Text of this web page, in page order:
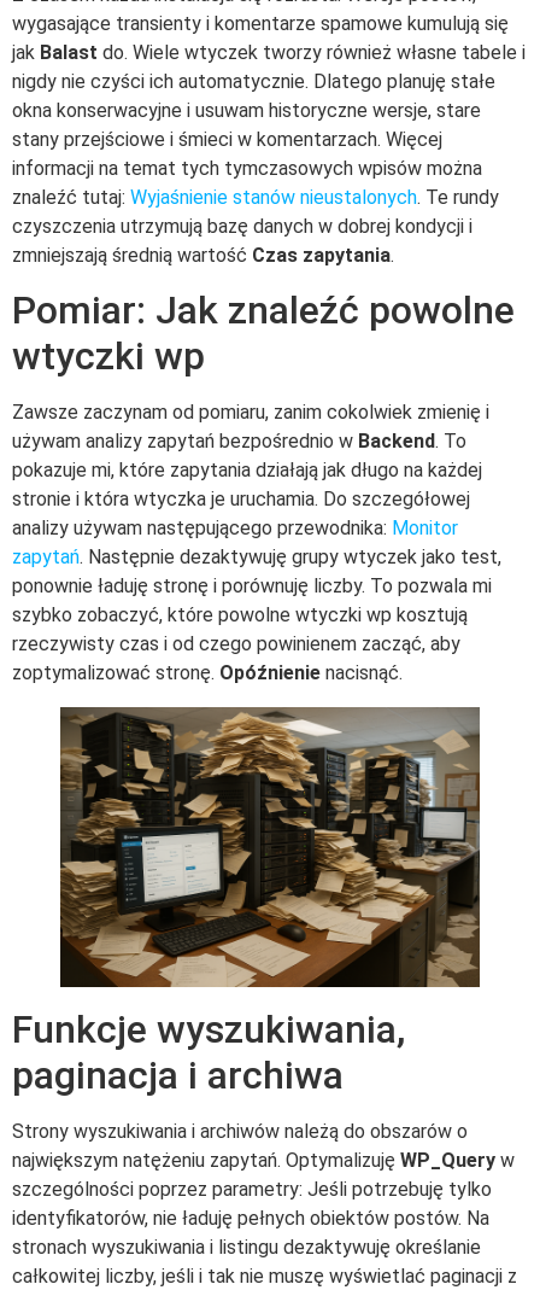
wygasające transienty i komentarze spamowe kumulują się
jak Balast do. Wiele wtyczek tworzy również własne tabele i
nigdy nie czyści ich automatycznie. Dlatego planuję stałe
okna konserwacyjne i usuwam historyczne wersje, stare
stany przejściowe i śmieci w komentarzach. Więcej
informacji na temat tych tymczasowych wpisów można
znaleźć tutaj: Wyjaśnienie stanów nieustalonych. Te rundy
czyszczenia utrzymują bazę danych w dobrej kondycji i
zmniejszają średnią wartość Czas zapytania.
Pomiar: Jak znaleźć powolne
wtyczki wp
Zawsze zaczynam od pomiaru, zanim cokolwiek zmienię i
używam analizy zapytań bezpośrednio w Backend. To
pokazuje mi, które zapytania działają jak długo na każdej
stronie i która wtyczka je uruchamia. Do szczegółowej
analizy używam następującego przewodnika: Monitor
zapytań. Następnie dezaktywuję grupy wtyczek jako test,
ponownie ładuję stronę i porównuję liczby. To pozwala mi
szybko zobaczyć, które powolne wtyczki wp kosztują
rzeczywisty czas i od czego powinienem zacząć, aby
zoptymalizować stronę. Opóźnienie nacisnąć.
Funkcje wyszukiwania,
paginacja i archiwa
Strony wyszukiwania i archiwów należą do obszarów o
największym natężeniu zapytań. Optymalizuję WP_Query w
szczególności poprzez parametry: Jeśli potrzebuję tylko
identyfikatorów, nie ładuję pełnych obiektów postów. Na
stronach wyszukiwania i listingu dezaktywuję określanie
całkowitej liczby, jeśli i tak nie muszę wyświetlać paginacji z